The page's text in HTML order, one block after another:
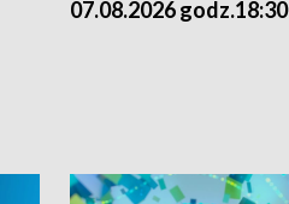
07.08.2026 godz.18:30